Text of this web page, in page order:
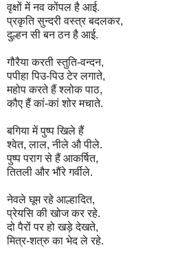
वृक्षों में नव कोंपल है आई.
प्रकृति सुन्दरी वस्त्र बदलकर,
दुल्हन सी बन ठन है आई.
गौरैया करती स्तुति-वन्दन,
पपीहा पिउ-पिउ टेर लगाते,
महोप करते हैं श्लोक पाठ,
कौए हैं कां-कां शोर मचाते.
बगिया में पुष्प खिले हैं
श्वेत, लाल, नीले औ पीले.
पुष्प पराग से हैं आकर्षित,
तितली और भौंरे गर्वीले.
नेवले घूम रहे आल्हादित,
प्रेयसि की खोज कर रहे.
दो पैरों पर हो खड़े देखते,
मित्र-शत्रु का भेद ले रहे.